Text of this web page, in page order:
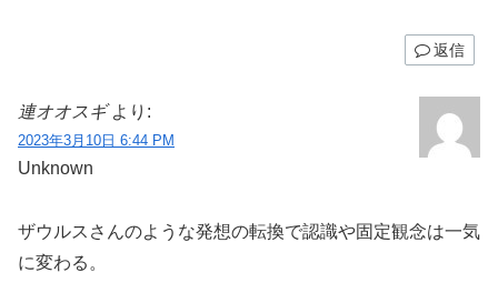
返信
連オオスギ より:
2023年3月10日 6:44 PM
Unknown
ザウルスさんのような発想の転換で認識や固定観念は一気
に変わる。